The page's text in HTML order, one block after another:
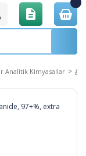
Analitik Kimyasallar